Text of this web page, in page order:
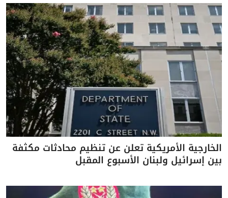
الخارجية الأمريكية تعلن عن تنظيم محادثات مكثفة
بين إسرائيل ولبنان الأسبوع المقبل